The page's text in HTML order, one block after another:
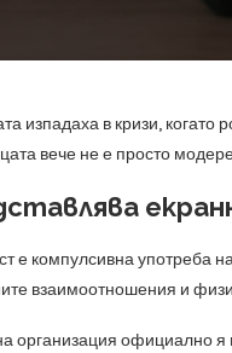
изпадаха в кризи, когато
вече не е просто
е компулсивна употреба
взаимоотношения и
организация официално